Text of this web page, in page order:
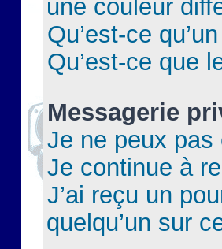
une couleur
Qu’est-ce
Qu’est-ce que
Messagerie
Je ne peux
Je continue à
J’ai reçu un
quelqu’un sur